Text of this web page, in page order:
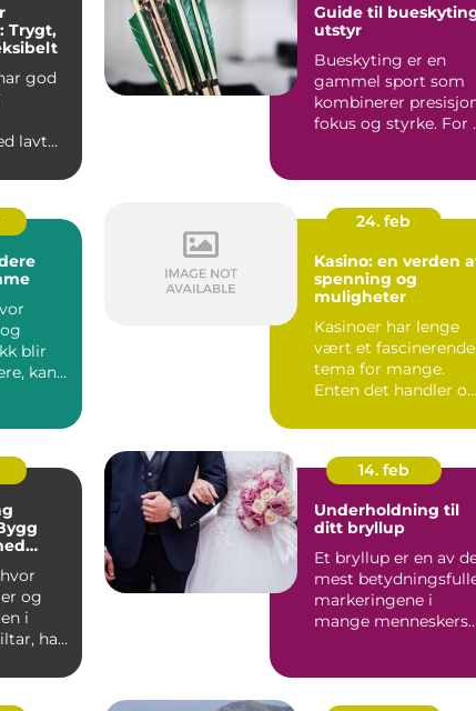
Trygt,
god
lavt
Guide til
utstyr
Bueskyting er en
gammel sport som
kombinerer
fokus og styrke. For
blir
kan
24. feb
Kasino: en verden
spenning og
muligheter
Kasinoer har lenge
vært et fascinerende
tema for mange.
Enten det handler om
og
i
har
14. feb
Underholdning til
ditt bryllup
Et bryllup er en av
mest
markeringene i
mange menneskers